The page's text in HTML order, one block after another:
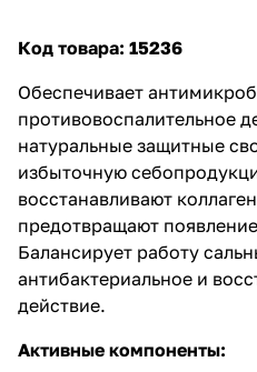
Код товара: 15236
Обеспечивает
противовоспалительное
натуральные защитные
избыточную
восстанавливают
предотвращают
Балансирует работу
антибактериальное и
действие.
Активные компоненты: